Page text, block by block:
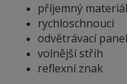
příjemný
rychloschnoucí
odvětrávací
volnější střih
reflexní znak